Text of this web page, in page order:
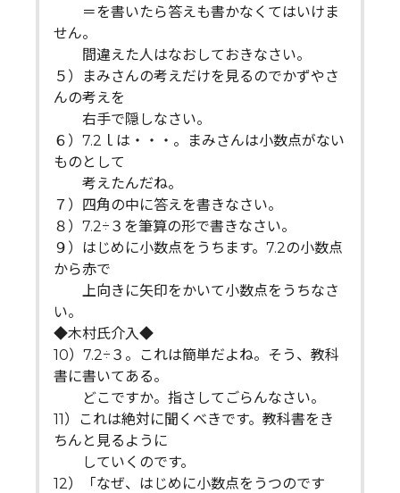
＝を書いたら答えも書かなくてはいけま
せん。
間違えた人はなおしておきなさい。
５）まみさんの考えだけを見るのでかずやさ
んの考えを
右手で隠しなさい。
６）7.2ｌは・・・。まみさんは小数点がない
ものとして
考えたんだね。
７）四角の中に答えを書きなさい。
８）7.2÷３を筆算の形で書きなさい。
９）はじめに小数点をうちます。7.2の小数点
から赤で
上向きに矢印をかいて小数点をうちなさ
い。
◆木村氏介入◆
10）7.2÷３。これは簡単だよね。そう、教科
書に書いてある。
どこですか。指さしてごらんなさい。
11）これは絶対に聞くべきです。教科書をき
ちんと見るように
していくのです。
12）「なぜ、はじめに小数点をうつのです